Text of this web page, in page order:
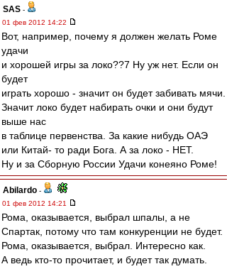
SAS -
01 фев 2012 14:22
Вот, например, почему я должен желать Роме
удачи
и хорошей игры за локо??7 Ну уж нет. Если он
будет
играть хорошо - значит он будет забивать мячи.
Значит локо будет набирать очки и они будут
выше нас
в таблице первенства. За какие нибудь ОАЭ
или Китай- то ради Бога. А за локо - НЕТ.
Ну и за Сборную России Удачи конеяно Роме!
Abilardo -
01 фев 2012 14:21
Рома, оказывается, выбрал шпалы, а не
Спартак, потому что там конкуренции не будет.
Рома, оказывается, выбрал. Интересно как.
А ведь кто-то прочитает, и будет так думать.